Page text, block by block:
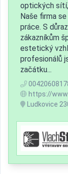
optických
Naše firma
práce. S
zákazníkům
estetický
profesionálů
začátku...
https://
Ludkovice